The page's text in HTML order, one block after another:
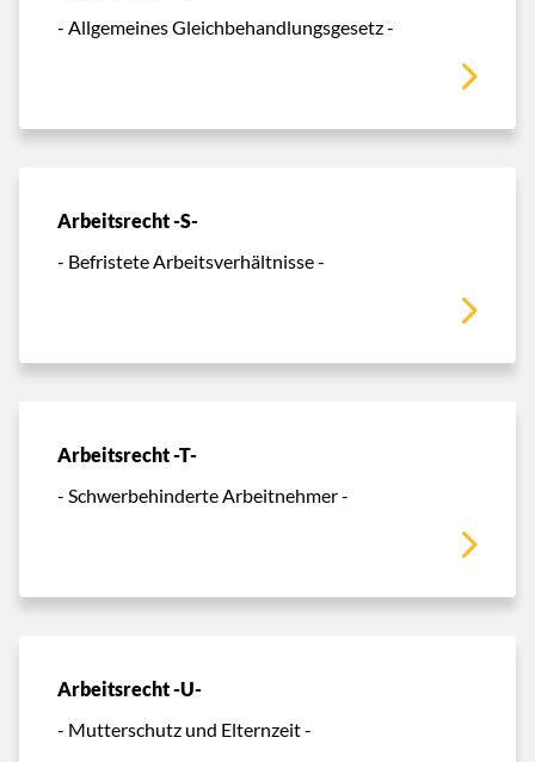
- Allgemeines Gleichbehandlungsgesetz -
Arbeitsrecht -S-
- Befristete Arbeitsverhältnisse -
Arbeitsrecht -T-
- Schwerbehinderte Arbeitnehmer -
Arbeitsrecht -U-
- Mutterschutz und Elternzeit -